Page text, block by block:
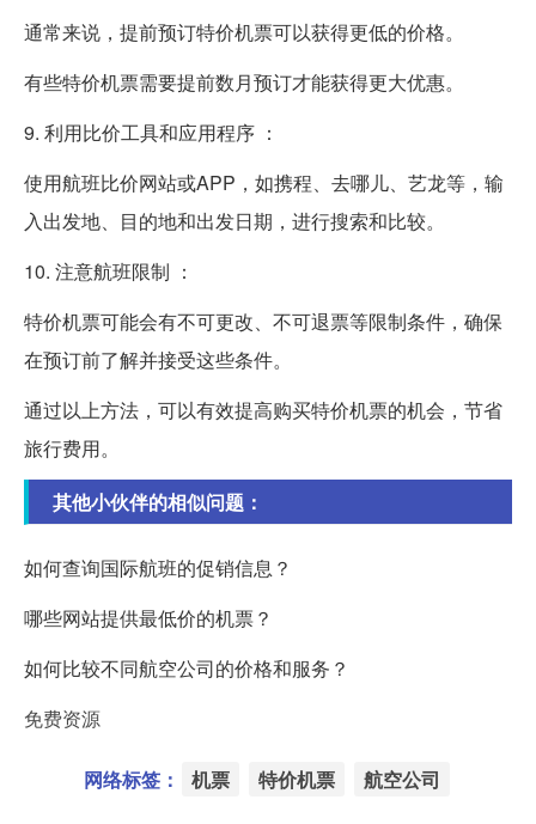
通常来说，提前预订特价机票可以获得更低的价格。
有些特价机票需要提前数月预订才能获得更大优惠。
9. 利用比价工具和应用程序 ：
使用航班比价网站或APP，如携程、去哪儿、艺龙等，输
入出发地、目的地和出发日期，进行搜索和比较。
10. 注意航班限制 ：
特价机票可能会有不可更改、不可退票等限制条件，确保
在预订前了解并接受这些条件。
通过以上方法，可以有效提高购买特价机票的机会，节省
旅行费用。
其他小伙伴的相似问题：
如何查询国际航班的促销信息？
哪些网站提供最低价的机票？
如何比较不同航空公司的价格和服务？
免费资源
网络标签： 机票 特价机票 航空公司